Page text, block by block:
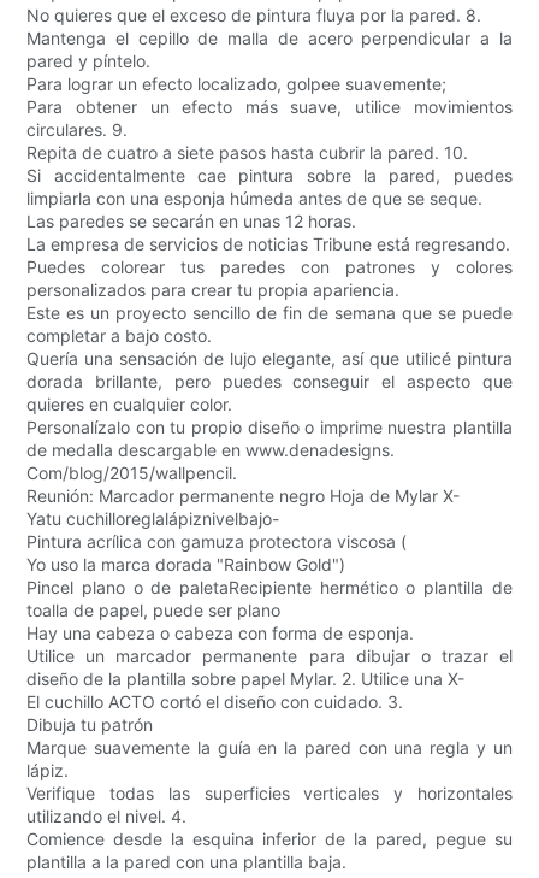
No quieres que el exceso de pintura fluya por la pared. 8.
Mantenga el cepillo de malla de acero perpendicular a la
pared y píntelo.
Para lograr un efecto localizado, golpee suavemente;
Para obtener un efecto más suave, utilice movimientos
circulares. 9.
Repita de cuatro a siete pasos hasta cubrir la pared. 10.
Si accidentalmente cae pintura sobre la pared, puedes
limpiarla con una esponja húmeda antes de que se seque.
Las paredes se secarán en unas 12 horas.
La empresa de servicios de noticias Tribune está regresando.
Puedes colorear tus paredes con patrones y colores
personalizados para crear tu propia apariencia.
Este es un proyecto sencillo de fin de semana que se puede
completar a bajo costo.
Quería una sensación de lujo elegante, así que utilicé pintura
dorada brillante, pero puedes conseguir el aspecto que
quieres en cualquier color.
Personalízalo con tu propio diseño o imprime nuestra plantilla
de medalla descargable en www.denadesigns.
Com/blog/2015/wallpencil.
Reunión: Marcador permanente negro Hoja de Mylar X-
Yatu cuchilloreglalápiznivelbajo-
Pintura acrílica con gamuza protectora viscosa (
Yo uso la marca dorada "Rainbow Gold")
Pincel plano o de paletaRecipiente hermético o plantilla de
toalla de papel, puede ser plano
Hay una cabeza o cabeza con forma de esponja.
Utilice un marcador permanente para dibujar o trazar el
diseño de la plantilla sobre papel Mylar. 2. Utilice una X-
El cuchillo ACTO cortó el diseño con cuidado. 3.
Dibuja tu patrón
Marque suavemente la guía en la pared con una regla y un
lápiz.
Verifique todas las superficies verticales y horizontales
utilizando el nivel. 4.
Comience desde la esquina inferior de la pared, pegue su
plantilla a la pared con una plantilla baja.